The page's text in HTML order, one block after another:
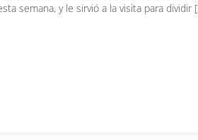
semana, y le sirvió a la visita para dividir